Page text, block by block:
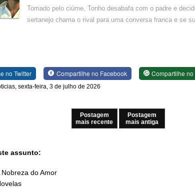
Tomado pelo ciúme, Tonho desabafa com o padre e
sertanejo chama o rival para uma conversa franca e se
no Twitter Compartilhe no Facebook Compartilhe
sexta-feira, 3 de julho de 2026
Postagem
mais recente
Postagem
mais antiga
assunto:
do Amor